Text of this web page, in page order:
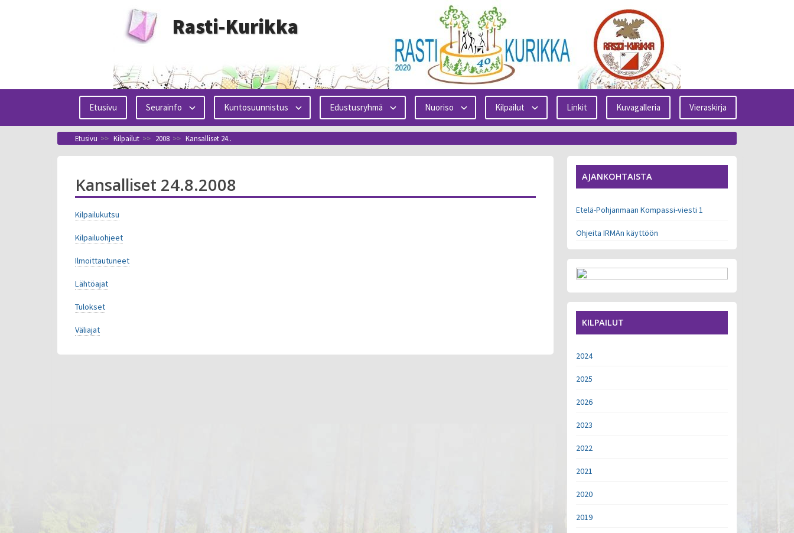
Rasti-Kurikka
Etusivu Seurainfo Kuntosuunnistus Edustusryhmä Nuoriso Kilpailut Linkit Kuvagalleria Vieraskirja
Etusivu >> Kilpailut >> 2008 >> Kansalliset 24..
Kansalliset 24.8.2008
Kilpailukutsu
Kilpailuohjeet
Ilmoittautuneet
Lähtöajat
Tulokset
Väliajat
AJANKOHTAISTA
Etelä-Pohjanmaan Kompassi-viesti 1
Ohjeita IRMAn käyttöön
KILPAILUT
2024
2025
2026
2023
2022
2021
2020
2019